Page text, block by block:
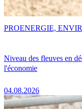
Niveau des fleuves en
l'économie
04.08.2026
PROENERGIE,